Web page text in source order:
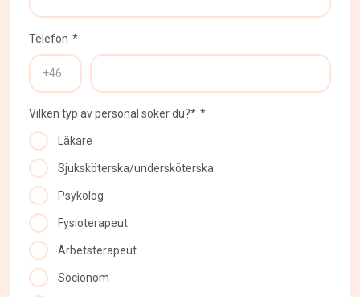
Telefon
Vilken typ av personal söker du?*
Läkare
Sjuksköterska/undersköterska
Psykolog
Fysioterapeut
Arbetsterapeut
Socionom